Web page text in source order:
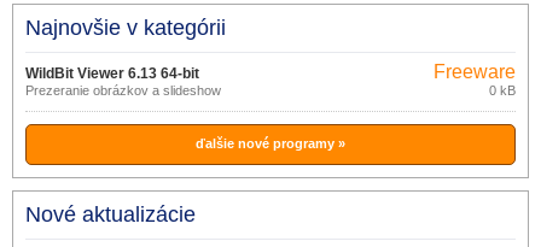
Najnovšie v kategórii
WildBit Viewer 6.13 64-bit
Prezeranie obrázkov a slideshow
Freeware
0 kB
ďalšie nové programy »
Nové aktualizácie